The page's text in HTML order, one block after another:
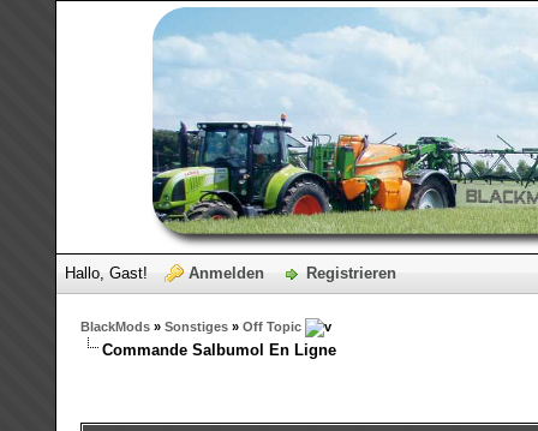
Hallo, Gast! Anmelden Registrieren
BlackMods» Sonstiges» Off Topic
Commande Salbumol En Ligne